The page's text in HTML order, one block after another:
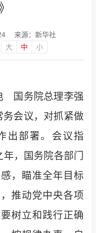
来源：新华社
大 中 小
国务院总理李强
务会议，对抓紧做
出部署。会议指
，国务院各部门
，瞄准全年目标
推动党中央各项
树立和践行正确